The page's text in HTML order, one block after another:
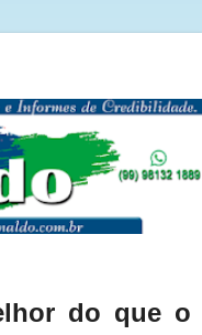
do que o